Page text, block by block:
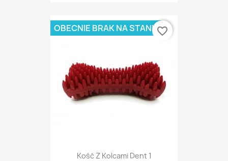
Kość Z Kolcami Dent 1
OBECNIE BRAK NA STANIEfavorite_border